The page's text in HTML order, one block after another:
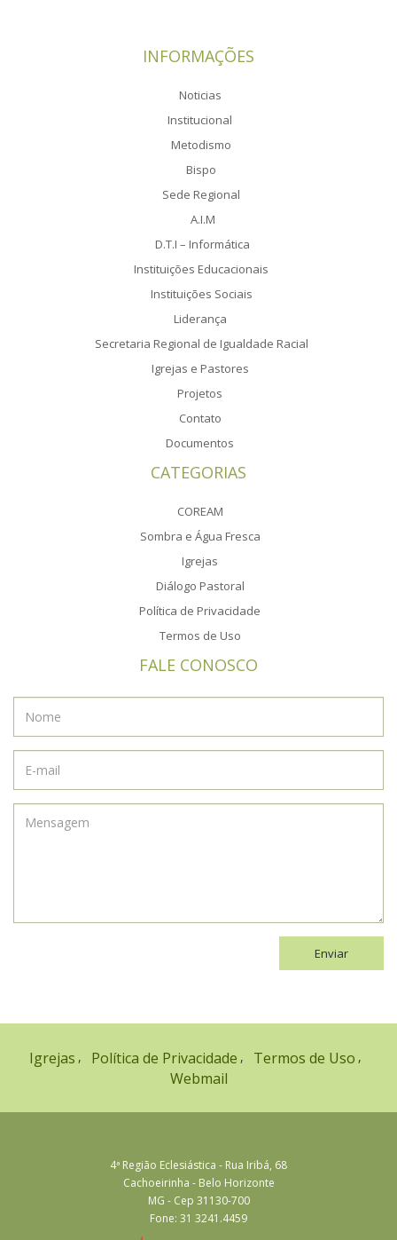
INFORMAÇÕES
Noticias
Institucional
Metodismo
Bispo
Sede Regional
A.I.M
D.T.I – Informática
Instituições Educacionais
Instituições Sociais
Liderança
Secretaria Regional de Igualdade Racial
Igrejas e Pastores
Projetos
Contato
Documentos
CATEGORIAS
COREAM
Sombra e Água Fresca
Igrejas
Diálogo Pastoral
Política de Privacidade
Termos de Uso
FALE CONOSCO
Enviar
Igrejas Política de Privacidade
Termos de Uso
Webmail
4ª Região Eclesiástica - Rua Iribá, 68
Cachoeirinha - Belo Horizonte
MG - Cep 31130-700
Fone: 31 3241.4459